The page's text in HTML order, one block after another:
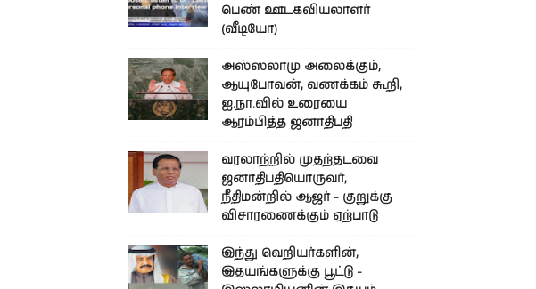
பெண் ஊடகவியலாளர்
(வீடியோ)
அஸ்ஸலாமு அலைக்கும்,
ஆயுபோவன், வணக்கம் கூறி,
ஐ.நா.வில் உரையை
ஆரம்பித்த ஜனாதிபதி
வரலாற்றில் முதற்தடவை
ஜனாதிபதியொருவர்,
நீதிமன்றில் ஆஜர் - குறுக்கு
விசாரணைக்கும் ஏற்பாடு
இந்து வெறியர்களின்,
இதயங்களுக்கு பூட்டு -